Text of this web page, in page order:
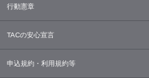
行動憲章
TACの安心宣言
申込規約・利用規約等